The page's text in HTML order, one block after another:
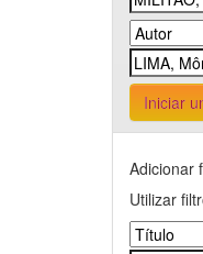
Iniciar
Adicionar
Utilizar